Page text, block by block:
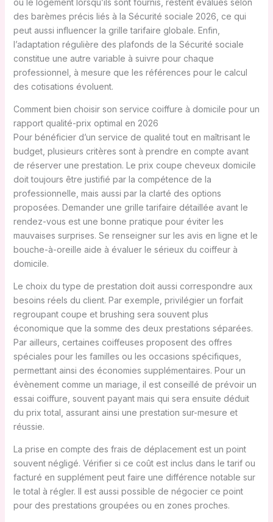
des barèmes précis liés à la Sécurité sociale 2026, ce qui
peut aussi influencer la grille tarifaire globale. Enfin,
l’adaptation régulière des plafonds de la Sécurité sociale
constitue une autre variable à suivre pour chaque
professionnel, à mesure que les références pour le calcul
des cotisations évoluent.
Comment bien choisir son service coiffure à domicile pour un
rapport qualité-prix optimal en 2026
Pour bénéficier d’un service de qualité tout en maîtrisant le
budget, plusieurs critères sont à prendre en compte avant
de réserver une prestation. Le prix coupe cheveux domicile
doit toujours être justifié par la compétence de la
professionnelle, mais aussi par la clarté des options
proposées. Demander une grille tarifaire détaillée avant le
rendez-vous est une bonne pratique pour éviter les
mauvaises surprises. Se renseigner sur les avis en ligne et le
bouche-à-oreille aide à évaluer le sérieux du coiffeur à
domicile.
Le choix du type de prestation doit aussi correspondre aux
besoins réels du client. Par exemple, privilégier un forfait
regroupant coupe et brushing sera souvent plus
économique que la somme des deux prestations séparées.
Par ailleurs, certaines coiffeuses proposent des offres
spéciales pour les familles ou les occasions spécifiques,
permettant ainsi des économies supplémentaires. Pour un
évènement comme un mariage, il est conseillé de prévoir un
essai coiffure, souvent payant mais qui sera ensuite déduit
du prix total, assurant ainsi une prestation sur-mesure et
réussie.
La prise en compte des frais de déplacement est un point
souvent négligé. Vérifier si ce coût est inclus dans le tarif ou
facturé en supplément peut faire une différence notable sur
le total à régler. Il est aussi possible de négocier ce point
pour des prestations groupées ou en zones proches.